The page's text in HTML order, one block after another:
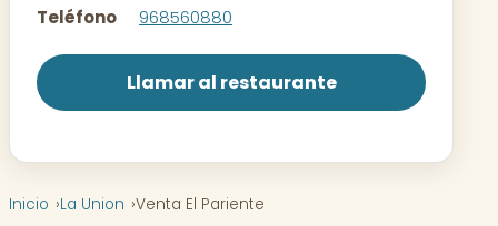
Teléfono
968560880
Llamar al restaurante
Inicio La Union Venta El Pariente